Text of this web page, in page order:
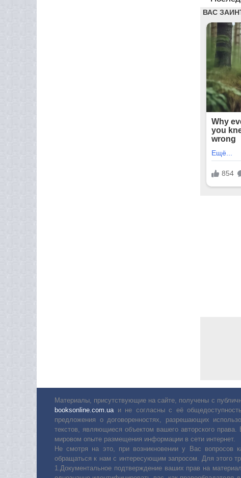
Материалы, присутствующие на сайте, получены с
booksonline.com.ua и не согласны с её
предложения о договоренностях, разрешающих
текстов, являющиеся объектом вашего авторского
мировом опыте размещения информации в сети интернет.
Не смотря на это, при возникновении у Вас вопросов
обращаться к нам с интересующим запросом. Для этого
1.Документальное подтверждение ваших прав на